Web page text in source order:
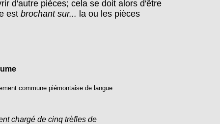
d'autre pièces; cela se doit alors d'être
est brochant sur... la ou les pièces
commune piémontaise de langue
chargé de cinq trèfles de